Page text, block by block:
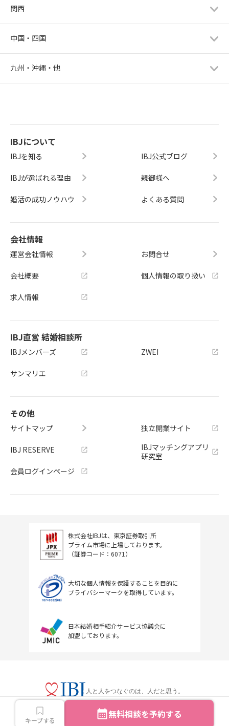
キープする 無料相談を予約する
関西
中国・四国
九州・沖縄・他
IBJについて
IBJを知る
IBJが選ばれる理由
婚活の成功ノウハウ
IBJ公式ブログ
親御様へ
よくある質問
会社情報
運営会社情報
会社概要
求人情報
お問合せ
個人情報の取り扱い
IBJ直営 結婚相談所
IBJメンバーズ
サンマリエ
ZWEI
その他
サイトマップ
IBJ RESERVE
会員ログインページ
独立開業サイト
IBJマッチングアプリ
研究室
株式会社IBJは、東京証券取引所
プライム市場に上場しております。
（証券コード：6071）
大切な個人情報を保護することを目的に
プライバシーマークを取得しています。
日本結婚相手紹介サービス協議会に
加盟しております。
人と人をつなぐのは、人だと思う。